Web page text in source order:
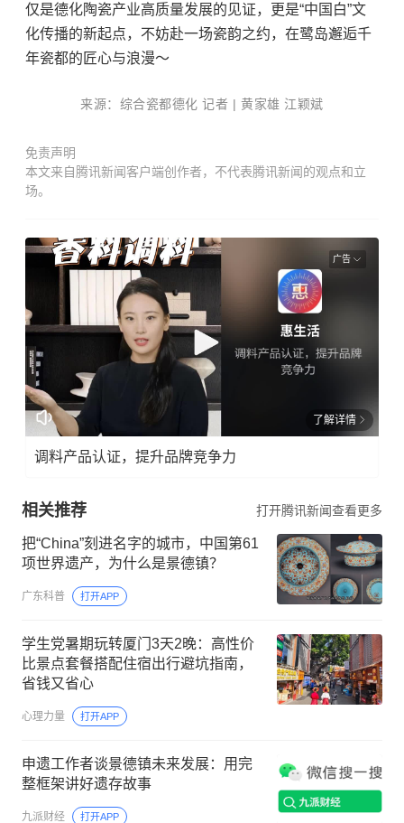
仅是德化陶瓷产业高质量发展的见证，更是“中国白”文
化传播的新起点，不妨赴一场瓷韵之约，在鹭岛邂逅千
年瓷都的匠心与浪漫～
来源：综合瓷都德化记者 | 黄家雄 江颖斌
免责声明
本文来自腾讯新闻客户端创作者，不代表腾讯新闻的观点和立
场。
广告
了解详情
调料产品认证，提升品牌竞争力
相关推荐 打开腾讯新闻查看更多
把“China”刻进名字的城市，中国第61
项世界遗产，为什么是景德镇？
广东科普 打开APP
学生党暑期玩转厦门3天2晚：高性价
比景点套餐搭配住宿出行避坑指南，
省钱又省心
心理力量 打开APP
申遗工作者谈景德镇未来发展：用完
整框架讲好遗存故事
九派财经 打开APP